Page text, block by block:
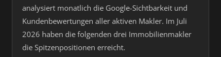
analysiert monatlich die Google-Sichtbarkeit und
Kundenbewertungen aller aktiven Makler. Im Juli
2026 haben die folgenden drei Immobilienmakler
die Spitzenpositionen erreicht.